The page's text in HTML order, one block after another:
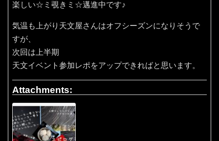
楽しい☆ミ覗きミ☆邁進中です♪
気温も上がり天文屋さんはオフシーズンになりそうで
すが、
次回は上半期
天文イベント参加レポをアップできればと思います。
Attachments: